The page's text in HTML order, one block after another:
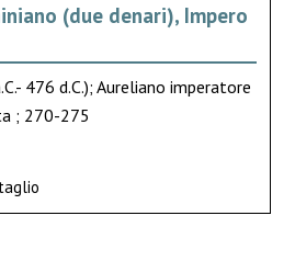
(due denari), Impero
476 d.C.); Aureliano imperatore
; 270-275